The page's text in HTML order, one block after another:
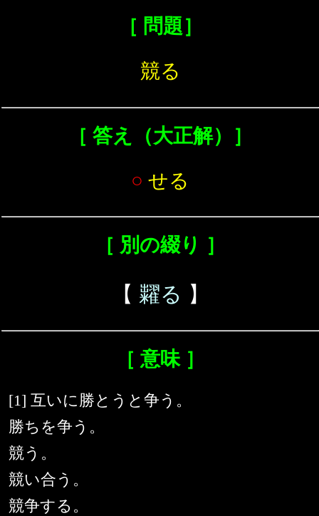
［ 問題］
競る
［ 答え（大正解）］
○ せる
［ 別の綴り ］
【 糶る 】
［ 意味 ］
[1] 互いに勝とうと争う。
勝ちを争う。
競う。
競い合う。
競争する。